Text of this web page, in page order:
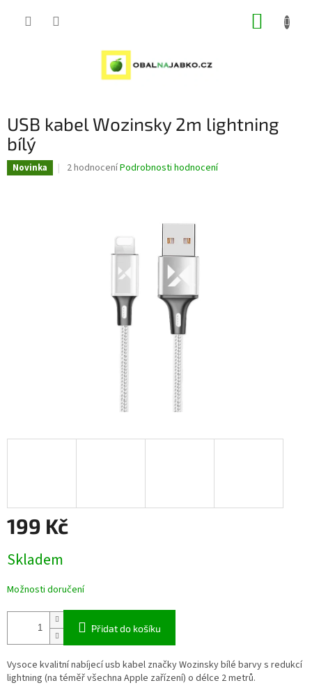
USB kabel Wozinsky 2m lightning
bílý
Novinka
Průměrné
hvězdiček.
2 hodnoceníPodrobnosti hodnocení
199 Kč
cena:
Skladem
Možnosti doručení
Přidat do košíku
Vysoce kvalitní nabíjecí usb kabel značky Wozinsky bílé barvy s redukcí
lightning (na téměř všechna Apple zařízení) o délce 2 metrů.